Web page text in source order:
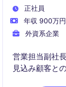
正社員
年収 900万
外資系企業
営業担当副社
見込み顧客と